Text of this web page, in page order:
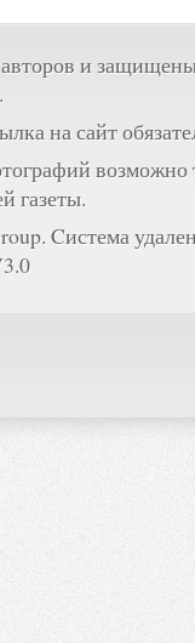
и
на сайт
возможно
газеты.
Cистема